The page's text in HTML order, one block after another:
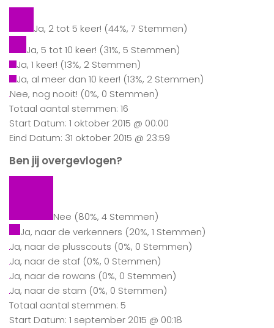
Ja, 2 tot 5 keer! (44%, 7 Stemmen)
Ja, 5 tot 10 keer! (31%, 5 Stemmen)
Ja, 1 keer! (13%, 2 Stemmen)
Ja, al meer dan 10 keer! (13%, 2 Stemmen)
Nee, nog nooit! (0%, 0 Stemmen)
Totaal aantal stemmen: 16
Start Datum: 1 oktober 2015 @ 00:00
Eind Datum: 31 oktober 2015 @ 23:59
Ben jij overgevlogen?
Nee (80%, 4 Stemmen)
Ja, naar de verkenners (20%, 1 Stemmen)
Ja, naar de plusscouts (0%, 0 Stemmen)
Ja, naar de staf (0%, 0 Stemmen)
Ja, naar de rowans (0%, 0 Stemmen)
Ja, naar de stam (0%, 0 Stemmen)
Totaal aantal stemmen: 5
Start Datum: 1 september 2015 @ 00:18